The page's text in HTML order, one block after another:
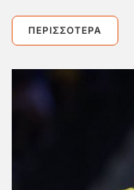
ΠΕΡΙΣΣΌΤΕΡΑ